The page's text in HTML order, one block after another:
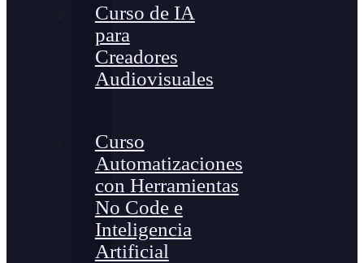
Curso de IA
para
Creadores
Audiovisuales
Curso
Automatizaciones
con Herramientas
No Code e
Inteligencia
Artificial